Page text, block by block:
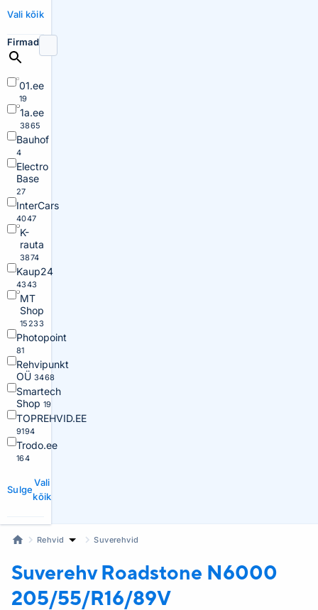
Vali kõik
Firmad
01.ee
19
1a.ee
3865
Bauhof
4
Electro
Base
27
InterCars
4047
K-
rauta
3874
Kaup24
4343
MT
Shop
15233
Photopoint
81
Rehvipunkt
OÜ 3468
Smartech
Shop 19
TOPREHVID.EE
9194
Trodo.ee
164
Sulge
Vali
kõik
Rehvid Suverehvid
Suverehv Roadstone N6000
205/55/R16/89V